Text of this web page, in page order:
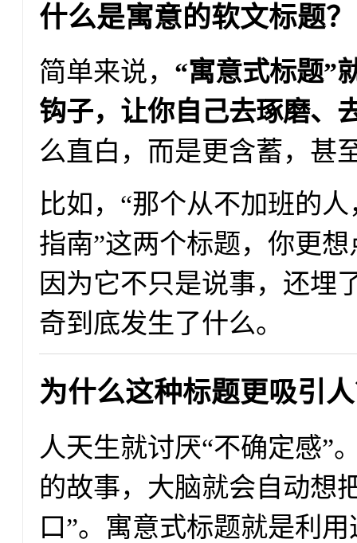
什么是寓意的软文标题？
简单来说， “寓意式标题”
钩子，让你自己去琢磨、
么直白，而是更含蓄，甚
比如，“那个从不加班的
指南”这两个标题，你更
因为它不只是说事，还埋
奇到底发生了什么。
为什么这种标题更吸引
人天生就讨厌“不确定感”
的故事，大脑就会自动
口”。寓意式标题就是利